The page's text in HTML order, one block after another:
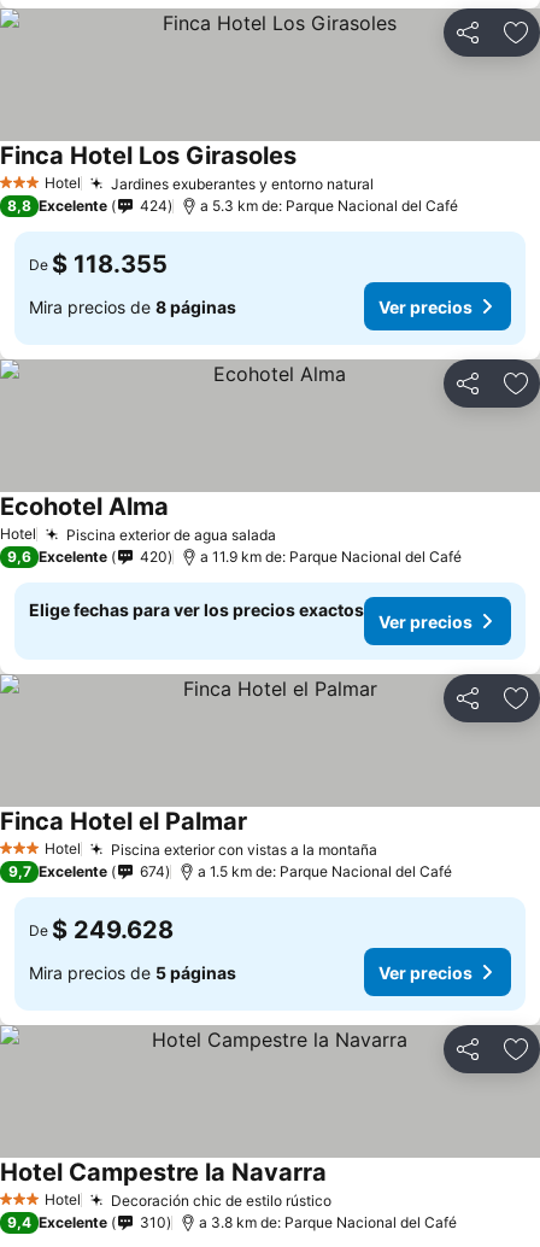
Compartir
3 Estrellas
Hotel Jardines exuberantes y entorno natural
Finca Hotel Los Girasoles
8,8 Excelente 424 a 5.3 km de: Parque Nacional del Café
De $ 118.355
Mira precios de 8 páginas Ver precios
Compartir
Hotel Piscina exterior de agua salada
Ecohotel Alma
9,6 Excelente 420 a 11.9 km de: Parque Nacional del Café
Elige fechas para ver los precios exactos
Ver precios
Compartir
3 Estrellas
Hotel Piscina exterior con vistas a la montaña
Finca Hotel el Palmar
9,7 Excelente 674 a 1.5 km de: Parque Nacional del Café
De $ 249.628
Mira precios de 5 páginas Ver precios
Compartir
3 Estrellas
Hotel Decoración chic de estilo rústico
Hotel Campestre la Navarra
9,4 Excelente 310 a 3.8 km de: Parque Nacional del Café